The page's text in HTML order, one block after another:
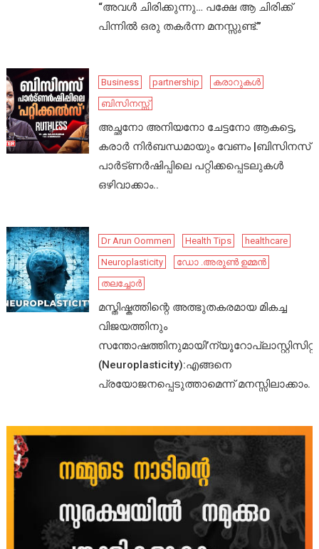
“അവൾ ചിരിക്കുന്നു… പക്ഷേ ആ ചിരിക്ക്
പിന്നിൽ ഒരു തകർന്ന മനസ്സുണ്ട്.”
Business partnership
കരാറുകൾ
ബിസിനസ്സ്
അച്ഛനോ അനിയനോ ചേട്ടനോ ആകട്ടെ,
കരാർ നിർബന്ധമായും വേണം |ബിസിനസ്
പാർട്ണർഷിപ്പിലെ പറ്റിക്കപ്പെടലുകൾ
ഒഴിവാക്കാം..
Dr Arun Oommen Health Tips
healthcare
Neuroplasticity
ഡോ .അരുൺ ഉമ്മൻ
തലച്ചോർ
മസ്തിഷ്കത്തിന്റെ അത്ഭുതകരമായ മികച്ച
വിജയത്തിനും
സന്തോഷത്തിനുമായി’ന്യൂറോപ്ലാസ്റ്റിസിറ്റി’
(Neuroplasticity):എങ്ങനെ
പ്രയോജനപ്പെടുത്താമെന്ന് മനസ്സിലാക്കാം.